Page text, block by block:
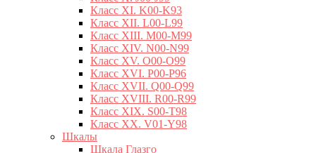
Класс XI. K00-K93
Класс XII. L00-L99
Класс XIII. M00-M99
Класс XIV. N00-N99
Класс XV. O00-O99
Класс XVI. P00-P96
Класс XVII. Q00-Q99
Класс XVIII. R00-R99
Класс XIX. S00-T98
Класс XX. V01-Y98
Шкалы
Шкала Глазго